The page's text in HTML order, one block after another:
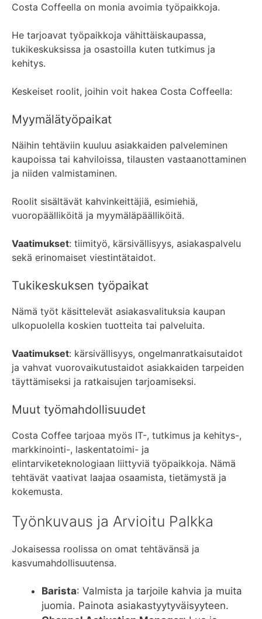
Costa Coffeella on monia avoimia työpaikkoja.
He tarjoavat työpaikkoja vähittäiskaupassa,
tukikeskuksissa ja osastoilla kuten tutkimus ja
kehitys.
Keskeiset roolit, joihin voit hakea Costa Coffeella:
Myymälätyöpaikat
Näihin tehtäviin kuuluu asiakkaiden palveleminen
kaupoissa tai kahviloissa, tilausten vastaanottaminen
ja niiden valmistaminen.
Roolit sisältävät kahvinkeittäjiä, esimiehiä,
vuoropäälliköitä ja myymäläpäälliköitä.
Vaatimukset: tiimityö, kärsivällisyys, asiakaspalvelu
sekä erinomaiset viestintätaidot.
Tukikeskuksen työpaikat
Nämä työt käsittelevät asiakasvalituksia kaupan
ulkopuolella koskien tuotteita tai palveluita.
Vaatimukset: kärsivällisyys, ongelmanratkaisutaidot
ja vahvat vuorovaikutustaidot asiakkaiden tarpeiden
täyttämiseksi ja ratkaisujen tarjoamiseksi.
Muut työmahdollisuudet
Costa Coffee tarjoaa myös IT-, tutkimus ja kehitys-,
markkinointi-, laskentatoimi- ja
elintarviketeknologiaan liittyviä työpaikkoja. Nämä
tehtävät vaativat laajaa osaamista, tietämystä ja
kokemusta.
Työnkuvaus ja Arvioitu Palkka
Jokaisessa roolissa on omat tehtävänsä ja
kasvumahdollisuutensa.
Barista: Valmista ja tarjoile kahvia ja muita
juomia. Painota asiakastyytyväisyyteen.